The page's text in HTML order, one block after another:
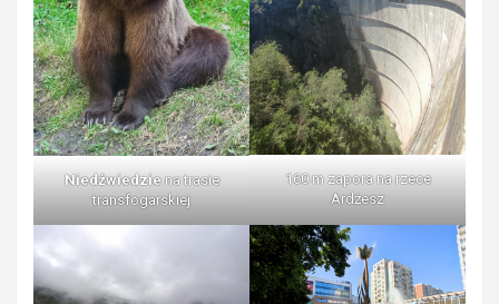
Niedźwiedziena trasie
transfogarskiej
160 m zapora na rzece
Ardżesz